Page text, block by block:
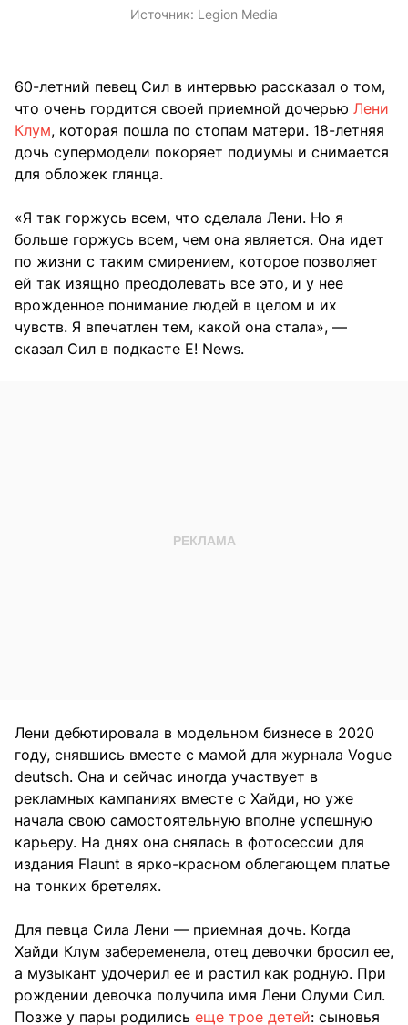
Источник: Legion Media
60-летний певец Сил в интервью рассказал о том,
что очень гордится своей приемной дочерью Лени
Клум, которая пошла по стопам матери. 18-летняя
дочь супермодели покоряет подиумы и снимается
для обложек глянца.
«Я так горжусь всем, что сделала Лени. Но я
больше горжусь всем, чем она является. Она идет
по жизни с таким смирением, которое позволяет
ей так изящно преодолевать все это, и у нее
врожденное понимание людей в целом и их
чувств. Я впечатлен тем, какой она стала», —
сказал Сил в подкасте ​​E! News.
Лени дебютировала в модельном бизнесе в 2020
году, снявшись вместе с мамой для журнала Vogue
deutsch. Она и сейчас иногда участвует в
рекламных кампаниях вместе с Хайди, но уже
начала свою самостоятельную вполне успешную
карьеру. На днях она снялась в фотосессии для
издания Flaunt в ярко-красном облегающем платье
на тонких бретелях.
Для певца Сила Лени — приемная дочь. Когда
Хайди Клум забеременела, отец девочки бросил ее,
а музыкант удочерил ее и растил как родную. При
рождении девочка получила имя Лени Олуми Сил.
Позже у пары родились еще трое детей: сыновья